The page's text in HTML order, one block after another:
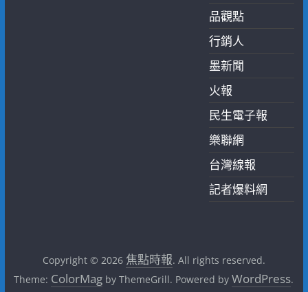
品觀點
行銷人
墨新聞
火報
民生電子報
樂聯網
台灣線報
記者爆料網
Copyright © 2026 焦點時報. All rights reserved.
Theme: ColorMag by ThemeGrill. Powered byWordPress.